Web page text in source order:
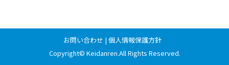
お問い合わせ | 個人情報保護方針
Copyright© Keidanren.All Rights Reserved.